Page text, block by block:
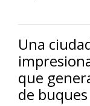
Una
que
de